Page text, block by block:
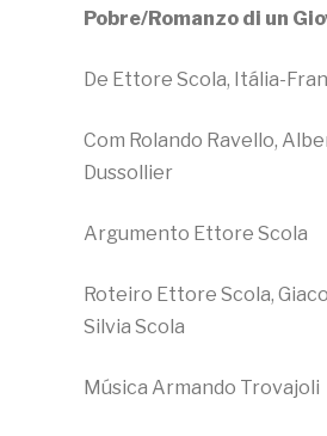
Pobre/Romanzo di un
De Ettore Scola, Itália-
Com Rolando Ravello,
Dussollier
Argumento Ettore Scola
Roteiro Ettore Scola,
Silvia Scola
Música Armando Trovajoli